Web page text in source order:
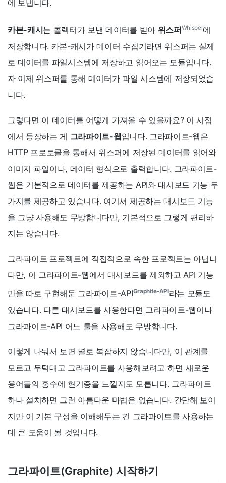
에 보냅니다.
카본-캐시는 콜렉터가 보낸 데이터를 받아 위스퍼Whisper에
저장합니다. 카본-캐시가 데이터 수집기라면 위스퍼는 실제
로 데이터를 파일시스템에 저장하고 읽어오는 모듈입니다.
자 이제 위스퍼를 통해 데이터가 파일 시스템에 저장되었습
니다.
그렇다면 이 데이터를 어떻게 가져올 수 있을까요? 이 시점
에서 등장하는 게 그라파이트-웹입니다. 그라파이트-웹은
HTTP 프로토콜을 통해서 위스퍼에 저장된 데이터를 읽어와
이미지 파일이나, 데이터 형식으로 출력합니다. 그라파이트-
웹은 기본적으로 데이터를 제공하는 API와 대시보드 기능 두
가지를 제공하고 있습니다. 여기서 제공하는 대시보드 기능
을 그냥 사용해도 무방합니다만, 기본적으로 그렇게 편리하
지는 않습니다.
그라파이트 프로젝트에 직접적으로 속한 프로젝트는 아닙니
다만, 이 그라파이트-웹에서 대시보드를 제외하고 API 기능
만을 따로 구현해둔 그라파이트-APIGraphite-API라는 모듈도
있습니다. 다른 대시보드를 사용한다면 그라파이트-웹이나
그라파이트-API 어느 툴을 사용해도 무방합니다.
이렇게 나눠서 보면 별로 복잡하지 않습니다만, 이 관계를
모르고 무턱대고 그라파이트를 사용해보려고 하면 새로운
용어들의 홍수에 현기증을 느낄지도 모릅니다. 그라파이트
하나 설치하면 그런 아름다운 마법은 없습니다. 간단해 보이
지만 이 기본 구성을 이해해두는 건 그라파이트를 사용하는
데 큰 도움이 될 것입니다.
그라파이트(Graphite) 시작하기